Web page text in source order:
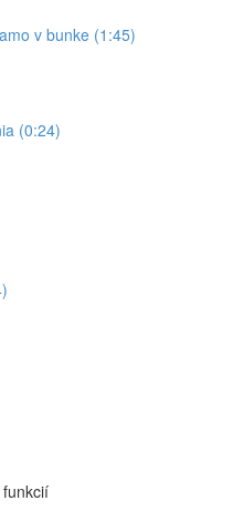
v bunke (1:45)
(0:24)
funkcií